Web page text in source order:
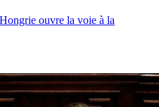
ouvre la voie à la